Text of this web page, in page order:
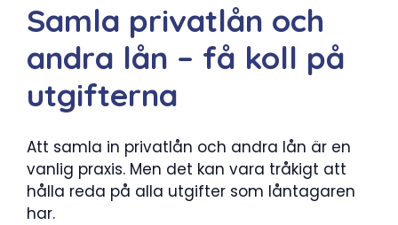
Samla privatlån och
andra lån – få koll på
utgifterna
Att samla in privatlån och andra lån är en
vanlig praxis. Men det kan vara tråkigt att
hålla reda på alla utgifter som låntagaren
har.